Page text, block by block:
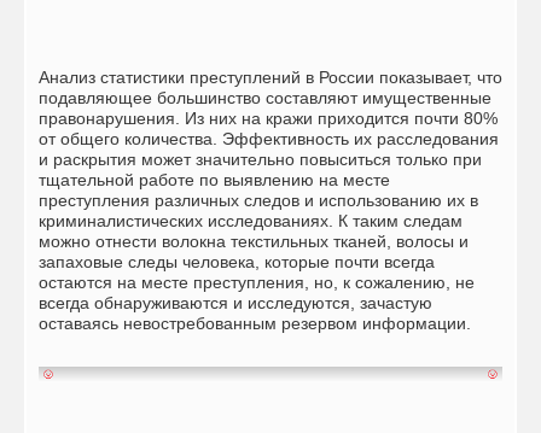
Анализ статистики преступлений в России показывает, что
подавляющее большинство составляют имущественные
правонарушения. Из них на кражи приходится почти 80%
от общего количества. Эффективность их расследования
и раскрытия может значительно повыситься только при
тщательной работе по выявлению на месте
преступления различных следов и использованию их в
криминалистических исследованиях. К таким следам
можно отнести волокна текстильных тканей, волосы и
запаховые следы человека, которые почти всегда
остаются на месте преступления, но, к сожалению, не
всегда обнаруживаются и исследуются, зачастую
оставаясь невостребованным резервом информации.